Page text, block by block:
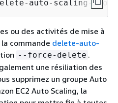
auto-scaling-
ou des activités de mise à
commande delete-auto-
--force-delete .
une résiliation des
supprimez un groupe Auto
EC2 Auto Scaling, la